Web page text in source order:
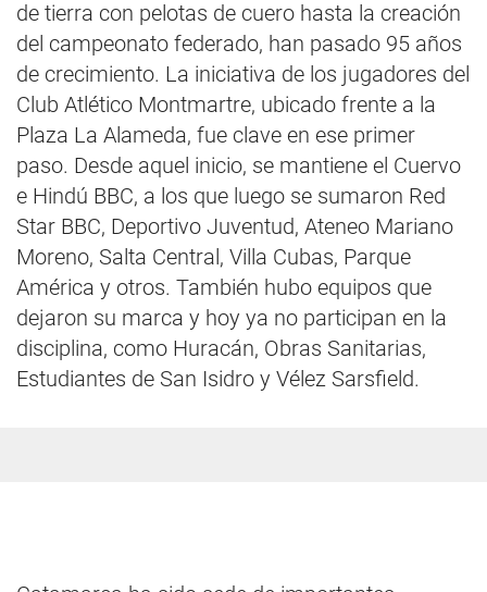
de tierra con pelotas de cuero hasta la creación
del campeonato federado, han pasado 95 años
de crecimiento. La iniciativa de los jugadores del
Club Atlético Montmartre, ubicado frente a la
Plaza La Alameda, fue clave en ese primer
paso. Desde aquel inicio, se mantiene el Cuervo
e Hindú BBC, a los que luego se sumaron Red
Star BBC, Deportivo Juventud, Ateneo Mariano
Moreno, Salta Central, Villa Cubas, Parque
América y otros. También hubo equipos que
dejaron su marca y hoy ya no participan en la
disciplina, como Huracán, Obras Sanitarias,
Estudiantes de San Isidro y Vélez Sarsfield.